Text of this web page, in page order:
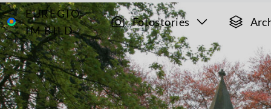
EUREGIO
IM BILD
Fotostories
Archiv
4802
Auf dem Weißen
Weg durch den
Pferdelandpark
Der
Hambos
bei